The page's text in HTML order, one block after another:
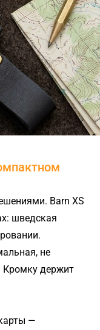
Barn XS
шведская
не
Кромку держит
—